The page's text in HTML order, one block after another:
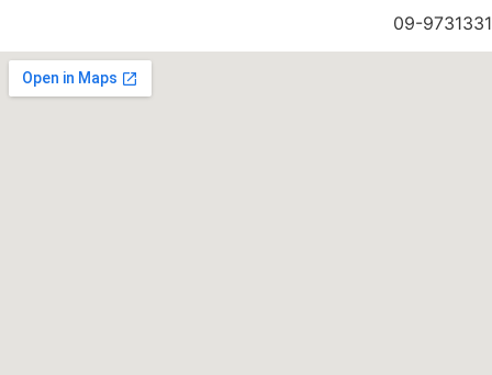
09-9731331